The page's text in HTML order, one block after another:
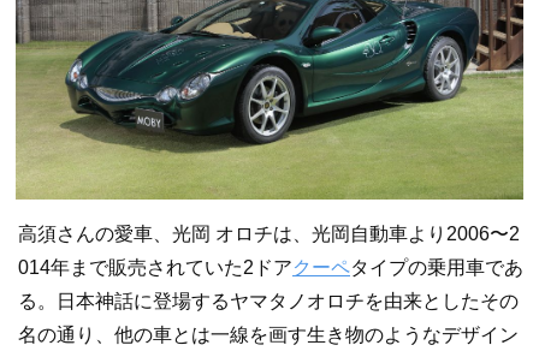
高須さんの愛車、光岡 オロチは、光岡自動車より2006〜2
014年まで販売されていた2ドアクーペタイプの乗用車であ
る。日本神話に登場するヤマタノオロチを由来としたその
名の通り、他の車とは一線を画す生き物のようなデザイン